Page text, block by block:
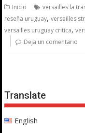
Inicio versailles la
reseña uruguay,versailles
versailles uruguay critica,
Deja un comentario
Translate
English